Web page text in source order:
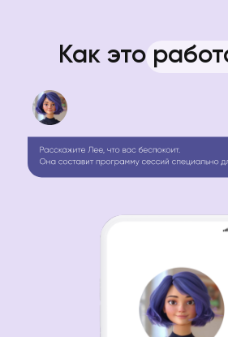
Как это